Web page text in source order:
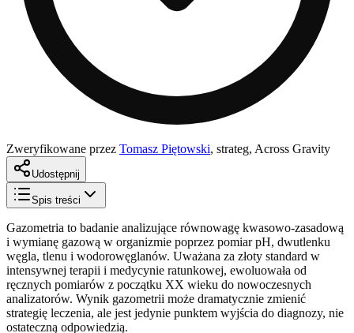
Zweryfikowane przez Tomasz Piętowski, strateg, Across Gravity
Udostępnij
Spis treści
Gazometria to badanie analizujące równowagę kwasowo-zasadową
i wymianę gazową w organizmie poprzez pomiar pH, dwutlenku
węgla, tlenu i wodorowęglanów. Uważana za złoty standard w
intensywnej terapii i medycynie ratunkowej, ewoluowała od
ręcznych pomiarów z początku XX wieku do nowoczesnych
analizatorów. Wynik gazometrii może dramatycznie zmienić
strategię leczenia, ale jest jedynie punktem wyjścia do diagnozy, nie
ostateczną odpowiedzią.